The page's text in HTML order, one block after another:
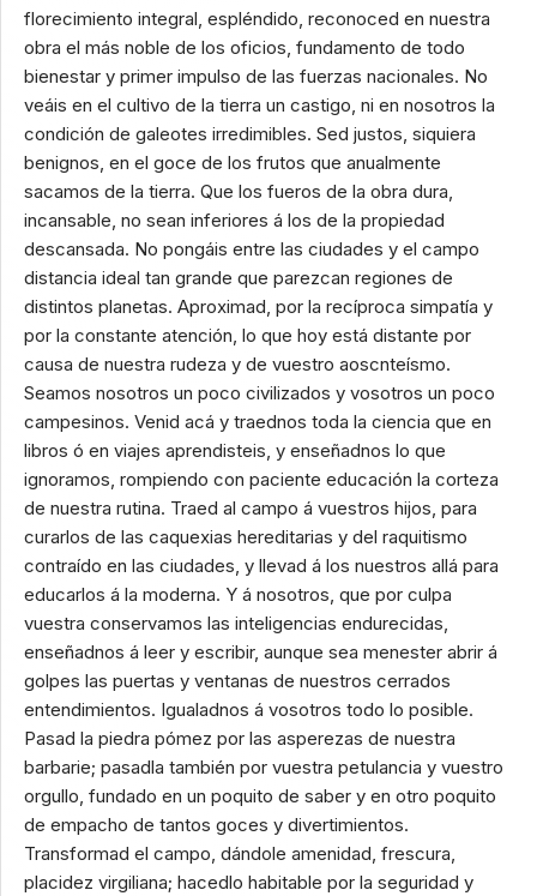
florecimiento integral, espléndido, reconoced en nuestra
obra el más noble de los oficios, fundamento de todo
bienestar y primer impulso de las fuerzas nacionales. No
veáis en el cultivo de la tierra un castigo, ni en nosotros la
condición de galeotes irredimibles. Sed justos, siquiera
benignos, en el goce de los frutos que anualmente
sacamos de la tierra. Que los fueros de la obra dura,
incansable, no sean inferiores á los de la propiedad
descansada. No pongáis entre las ciudades y el campo
distancia ideal tan grande que parezcan regiones de
distintos planetas. Aproximad, por la recíproca simpatía y
por la constante atención, lo que hoy está distante por
causa de nuestra rudeza y de vuestro aoscnteísmo.
Seamos nosotros un poco civilizados y vosotros un poco
campesinos. Venid acá y traednos toda la ciencia que en
libros ó en viajes aprendisteis, y enseñadnos lo que
ignoramos, rompiendo con paciente educación la corteza
de nuestra rutina. Traed al campo á vuestros hijos, para
curarlos de las caquexias hereditarias y del raquitismo
contraído en las ciudades, y llevad á los nuestros allá para
educarlos á la moderna. Y á nosotros, que por culpa
vuestra conservamos las inteligencias endurecidas,
enseñadnos á leer y escribir, aunque sea menester abrir á
golpes las puertas y ventanas de nuestros cerrados
entendimientos. Igualadnos á vosotros todo lo posible.
Pasad la piedra pómez por las asperezas de nuestra
barbarie; pasadla también por vuestra petulancia y vuestro
orgullo, fundado en un poquito de saber y en otro poquito
de empacho de tantos goces y divertimientos.
Transformad el campo, dándole amenidad, frescura,
placidez virgiliana; hacedlo habitable por la seguridad y